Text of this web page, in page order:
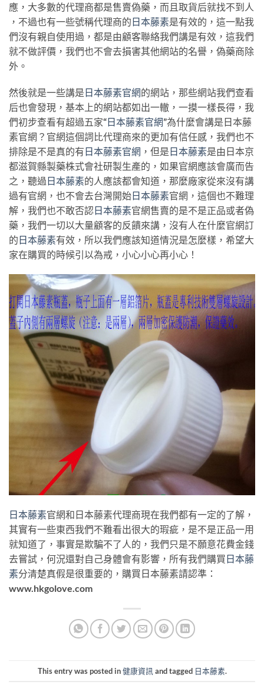
應，大多數的代理商都是售賣偽藥，而且取貨后就找不到人
，不過也有一些號稱代理商的日本藤素是有效的，這一點我
們沒有親自使用過，都是由顧客聯絡我們講是有效，這我們
就不做評價，我們也不會去損害其他網站的名譽，偽藥商除
外。
然後就是一些講是 日本藤素官網的網站，那些網站我們查看
后也會發現，基本上的網站都如出一轍，一摸一樣長得，我
們初步查看有超過五家“ 日本藤素官網”為什麼會講是日本藤
素官網？官網這個詞比代理商來的更加有信任感，我們也不
排除是不是真的有 日本藤素官網 ，但是 日本藤素是由日本京
都滋賀縣製藥株式會社研製生產的，如果官網應該會廣而告
之，聽過 日本藤素的人應該都會知道，那麼廠家從來沒有講
過有官網，也不會去台灣開始 日本藤素官網，這個也不難理
解，我們也不敢否認 日本藤素官網售賣的是不是正品或者偽
藥，我們一切以大量顧客的反饋來講，沒有人在什麼官網訂
的 日本藤素有效，所以我們應該知道情況是怎麼樣，希望大
家在購買的時候引以為戒，小心小心再小心！
日本藤素官網和日本藤素代理商現在我們都有一定的了解，
其實有一些東西我們不難看出很大的瑕疵，是不是正品一用
就知道了，事實是欺騙不了人的，我們只是不願意花費金錢
去嘗試，何況還對自己身體會有影響，所有我們購買 日本藤
素分清楚真假是很重要的，購買日本藤素請認準：
www.hkgolove.com
This entry was posted in健康資訊 and tagged 日本藤素.